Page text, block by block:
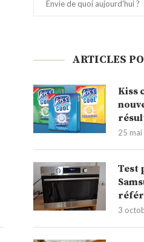
ARTICLES
Kiss
25
Test
3